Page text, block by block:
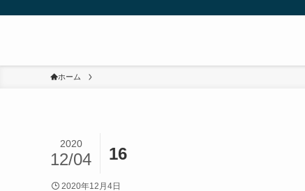
ホーム
16
2020
12/04
2020年12月4日